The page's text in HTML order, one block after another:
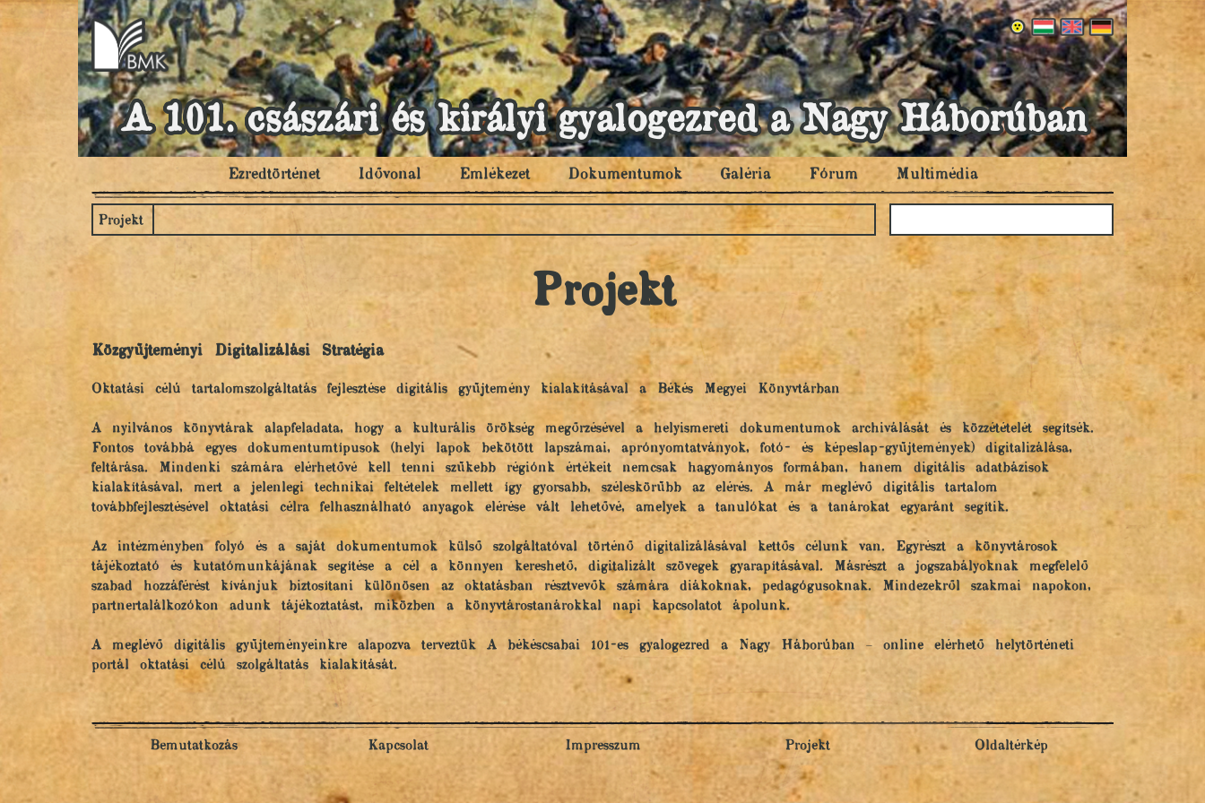
A 101. császári és királyi gyalogezred a Nagy Háborúban
Ezredtörténet Idővonal Emlékezet Dokumentumok Galéria Fórum Multimédia
Projekt
Projekt
Közgyűjteményi Digitalizálási Stratégia
Oktatási célú tartalomszolgáltatás fejlesztése digitális gyűjtemény kialakításával a Békés Megyei Könyvtárban
A nyilvános könyvtárak alapfeladata, hogy a kulturális örökség megőrzésével a helyismereti dokumentumok archiválását és közzétételét segítsék.
Fontos továbbá egyes dokumentumtípusok (helyi lapok bekötött lapszámai, aprónyomtatványok, fotó- és képeslap-gyűjtemények) digitalizálása,
feltárása. Mindenki számára elérhetővé kell tenni szűkebb régiónk értékeit nemcsak hagyományos formában, hanem digitális adatbázisok
kialakításával, mert a jelenlegi technikai feltételek mellett így gyorsabb, széleskörűbb az elérés. A már meglévő digitális tartalom
továbbfejlesztésével oktatási célra felhasználható anyagok elérése vált lehetővé, amelyek a tanulókat és a tanárokat egyaránt segítik.
Az intézményben folyó és a saját dokumentumok külső szolgáltatóval történő digitalizálásával kettős célunk van. Egyrészt a könyvtárosok
tájékoztató és kutatómunkájának segítése a cél a könnyen kereshető, digitalizált szövegek gyarapításával. Másrészt a jogszabályoknak megfelelő
szabad hozzáférést kívánjuk biztosítani különösen az oktatásban résztvevők számára diákoknak, pedagógusoknak. Mindezekről szakmai napokon,
partnertalálkozókon adunk tájékoztatást, miközben a könyvtárostanárokkal napi kapcsolatot ápolunk.
A meglévő digitális gyűjteményeinkre alapozva terveztük A békéscsabai 101-es gyalogezred a Nagy Háborúban – online elérhető helytörténeti
portál oktatási célú szolgáltatás kialakítását.
Bemutatkozás Kapcsolat Impresszum Projekt Oldaltérkép